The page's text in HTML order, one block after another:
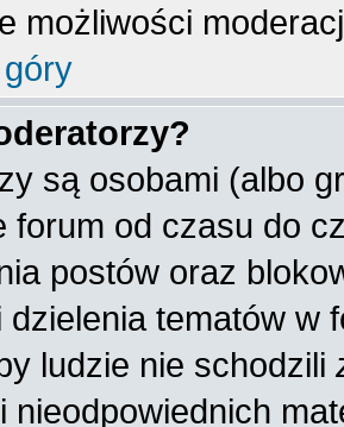
możliwości
są osobami (albo
forum od czasu do
postów oraz
dzielenia tematów w
ludzie nie schodzili
nieodpowiednich